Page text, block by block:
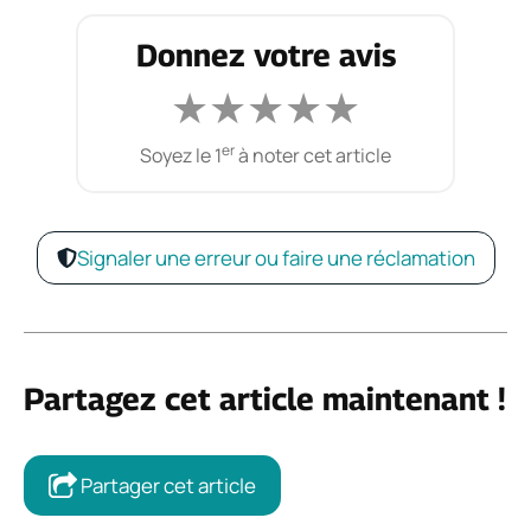
Donnez votre avis
★★★★★
Soyez le 1erà noter cet article
Signaler une erreur ou faire une réclamation
Partagez cet article maintenant !
Partager cet article